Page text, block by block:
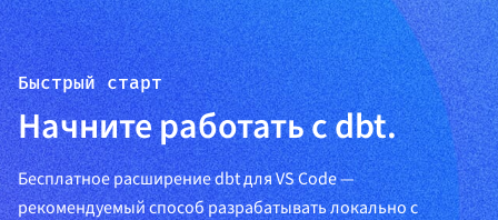
Быстрый старт
Начните работать с dbt.
Бесплатное расширение dbt для VS Code —
рекомендуемый способ разрабатывать локально с